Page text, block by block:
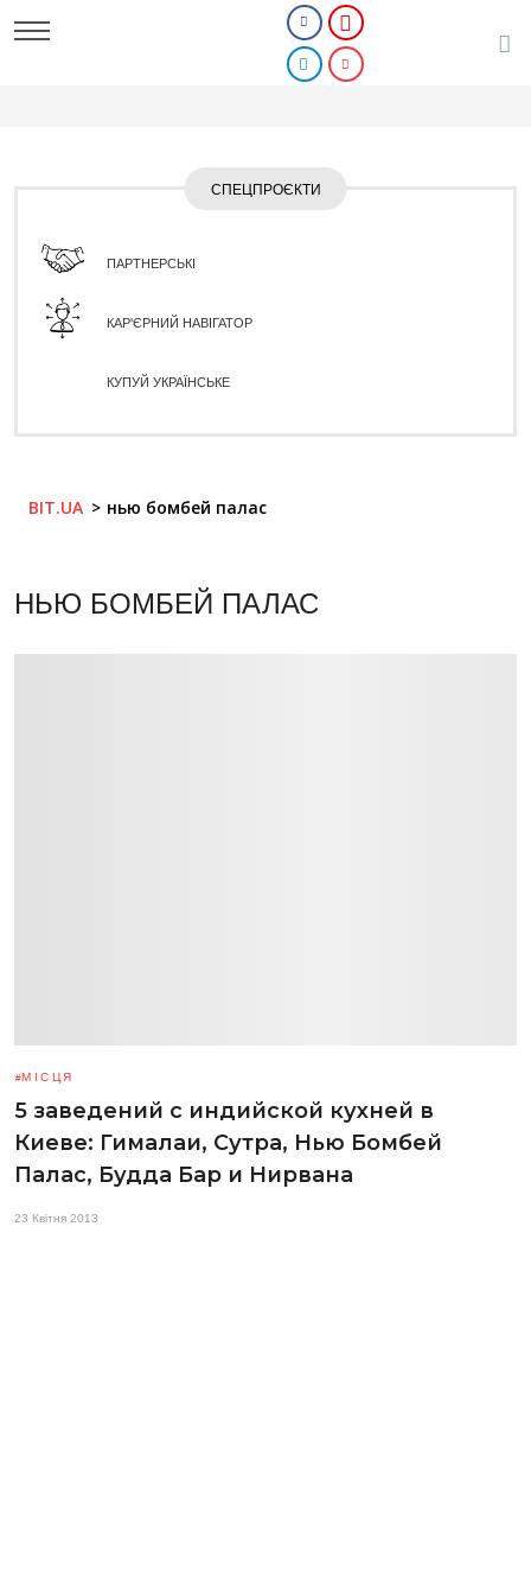
СПЕЦПРОЄКТИ
ПАРТНЕРСЬКІ
КАР'ЄРНИЙ НАВІГАТОР
КУПУЙ УКРАЇНСЬКЕ
BIT.UA нью бомбей палас
НЬЮ БОМБЕЙ ПАЛАС
МІСЦЯ
5 заведений с индийской кухней в
Киеве: Гималаи, Сутра, Нью Бомбей
Палас, Будда Бар и Нирвана
23 Квітня 2013